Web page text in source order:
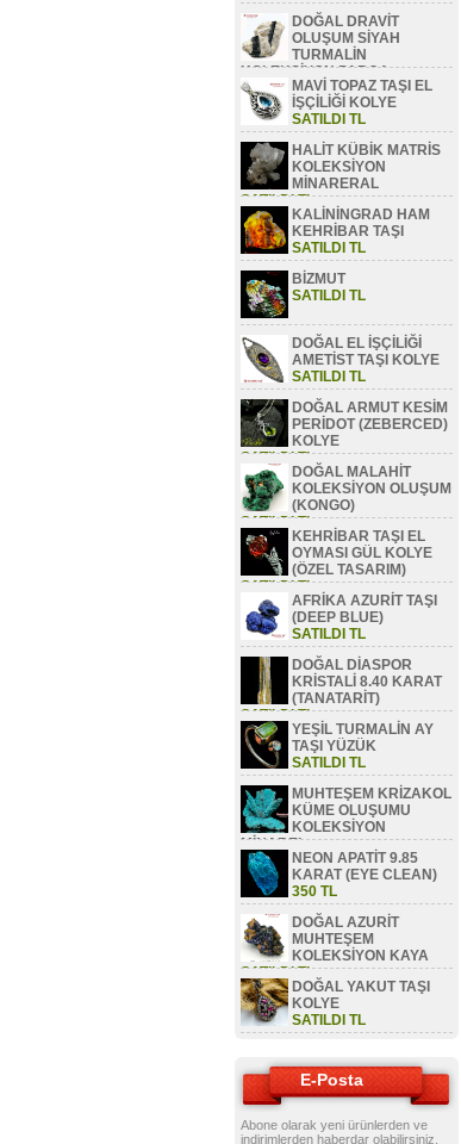
DOĞAL DRAVİT
OLUŞUM SİYAH
TURMALİN
KOLEKSİYON PARÇA
SATILDI TLMAVİ TOPAZ TAŞI EL
İŞÇİLİĞİ KOLYE
SATILDI TL
HALİT KÜBİK MATRİS
KOLEKSİYON
MİNARERAL
SATILDI TL
KALİNİNGRAD HAM
KEHRİBAR TAŞI
SATILDI TL
BİZMUT
SATILDI TL
DOĞAL EL İŞÇİLİĞİ
AMETİST TAŞI KOLYE
SATILDI TL
DOĞAL ARMUT KESİM
PERİDOT (ZEBERCED)
KOLYE
SATILDI TL
DOĞAL MALAHİT
KOLEKSİYON OLUŞUM
(KONGO)
SATILDI TL
KEHRİBAR TAŞI EL
OYMASI GÜL KOLYE
(ÖZEL TASARIM)
SATILDI TL
AFRİKA AZURİT TAŞI
(DEEP BLUE)
SATILDI TL
DOĞAL DİASPOR
KRİSTALİ 8.40 KARAT
(TANATARİT)
SATILDI TL
YEŞİL TURMALİN AY
TAŞI YÜZÜK
SATILDI TL
MUHTEŞEM KRİZAKOL
KÜME OLUŞUMU
KOLEKSİYON
MİNAREL
SATILDI TLNEON APATİT 9.85
KARAT (EYE CLEAN)
350 TL
DOĞAL AZURİT
MUHTEŞEM
KOLEKSİYON KAYA
SATILDI TL
DOĞAL YAKUT TAŞI
KOLYE
SATILDI TL
E-Posta
Abone olarak yeni ürünlerden ve
indirimlerden haberdar olabilirsiniz.